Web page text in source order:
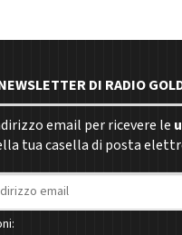
DI RADIO
email per ricevere le
tua casella di posta